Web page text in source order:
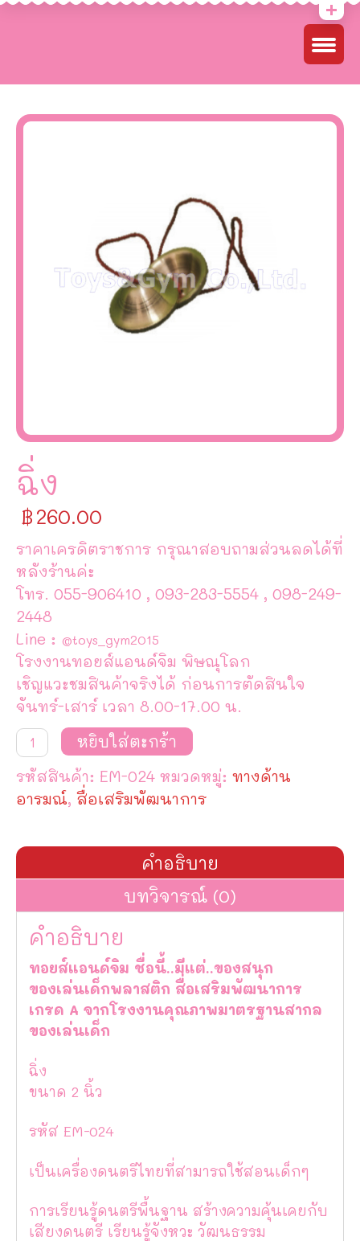
ฉิ่ง
฿260.00
ราคาเครดิตราชการ กรุณาสอบถามส่วนลดได้ที่
หลังร้านค่ะ
โทร. 055-906410 , 093-283-5554 , 098-249-
2448
Line : @toys_gym2015
โรงงานทอยส์แอนด์จิม พิษณุโลก
เชิญแวะชมสินค้าจริงได้ ก่อนการตัดสินใจ
จันทร์-เสาร์ เวลา 8.00-17.00 น.
จำนวน
ฉิ่ง
ชิ้น
หยิบใส่ตะกร้า
รหัสสินค้า: EM-024 หมวดหมู่: ทางด้าน
อารมณ์, สื่อเสริมพัฒนาการ
คำอธิบาย
บทวิจารณ์ (0)
คำอธิบาย
ทอยส์แอนด์จิม ชื่อนี้..มีแต่..ของสนุก
ของเล่นเด็กพลาสติก สื่อเสริมพัฒนาการ
เกรด A จากโรงงานคุณภาพมาตรฐานสากล
ของเล่นเด็ก
ฉิ่ง
ขนาด 2 นิ้ว
รหัส EM-024
เป็นเครื่องดนตรีไทยที่สามารถใช้สอนเด็กๆ
การเรียนรู้ดนตรีพื้นฐาน สร้างความคุ้นเคยกับ
เสียงดนตรี เรียนรู้จังหวะ วัฒนธรรม